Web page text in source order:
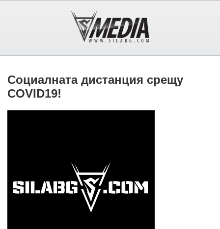
Социалната дистанция срещу
COVID19!